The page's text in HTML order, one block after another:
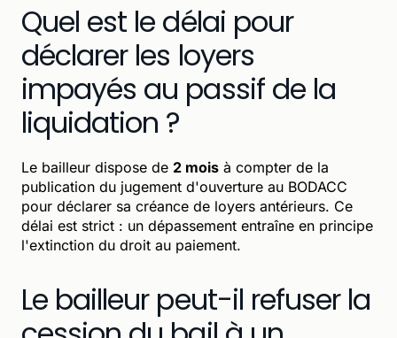
Quel est le délai pour
déclarer les loyers
impayés au passif de la
liquidation ?
Le bailleur dispose de 2 mois à compter de la
publication du jugement d'ouverture au BODACC
pour déclarer sa créance de loyers antérieurs. Ce
délai est strict : un dépassement entraîne en principe
l'extinction du droit au paiement.
Le bailleur peut-il refuser la